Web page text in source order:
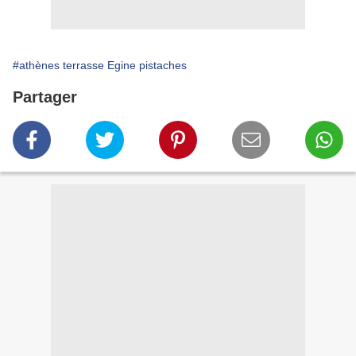
#athènes terrasse Egine pistaches
Partager